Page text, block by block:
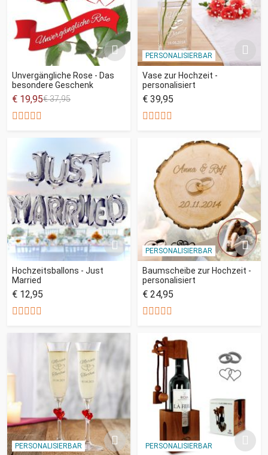
Unvergängliche Rose - Das
besondere Geschenk
€ 19,95€ 37,95
PERSONALISIERBAR
Vase zur Hochzeit -
personalisiert
€ 39,95
Hochzeitsballons - Just
Married
€ 12,95
PERSONALISIERBAR
Baumscheibe zur Hochzeit -
personalisiert
€ 24,95
PERSONALISIERBAR PERSONALISIERBAR